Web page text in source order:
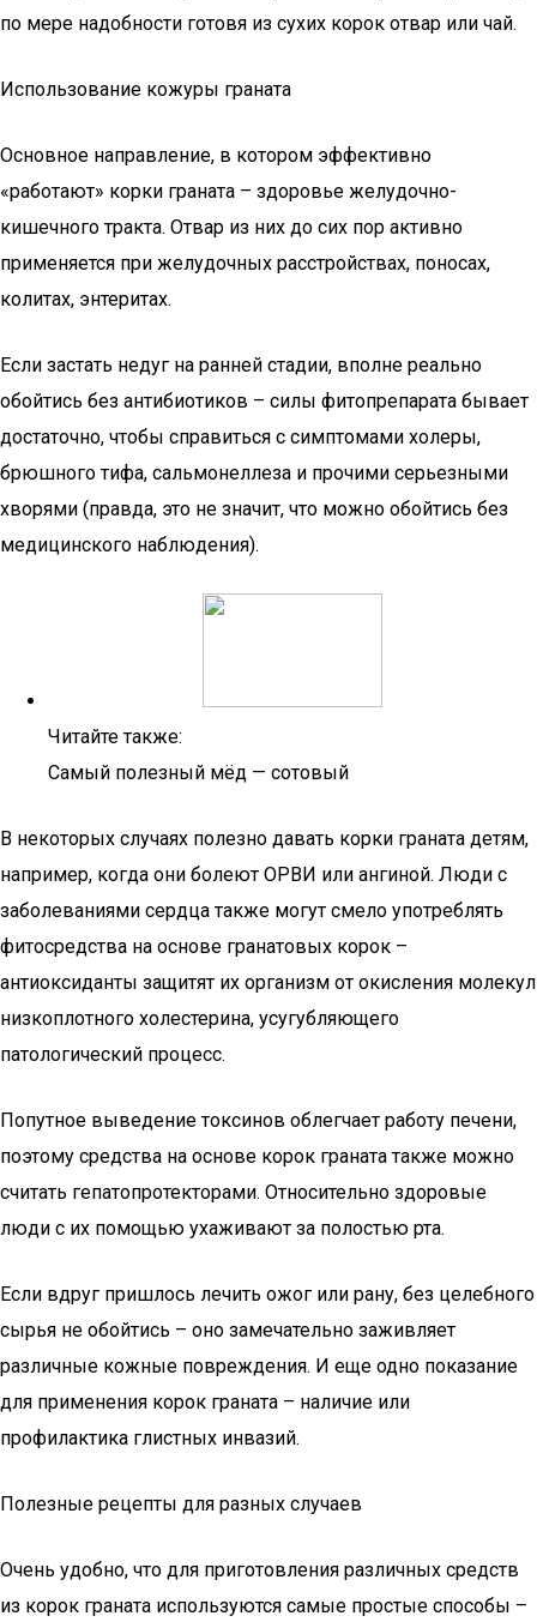
по мере надобности готовя из сухих корок отвар или чай.
Использование кожуры граната
Основное направление, в котором эффективно
«работают» корки граната – здоровье желудочно-
кишечного тракта. Отвар из них до сих пор активно
применяется при желудочных расстройствах, поносах,
колитах, энтеритах.
Если застать недуг на ранней стадии, вполне реально
обойтись без антибиотиков – силы фитопрепарата бывает
достаточно, чтобы справиться с симптомами холеры,
брюшного тифа, сальмонеллеза и прочими серьезными
хворями (правда, это не значит, что можно обойтись без
медицинского наблюдения).
Читайте также:
Самый полезный мёд — сотовый
В некоторых случаях полезно давать корки граната детям,
например, когда они болеют ОРВИ или ангиной. Люди с
заболеваниями сердца также могут смело употреблять
фитосредства на основе гранатовых корок –
антиоксиданты защитят их организм от окисления молекул
низкоплотного холестерина, усугубляющего
патологический процесс.
Попутное выведение токсинов облегчает работу печени,
поэтому средства на основе корок граната также можно
считать гепатопротекторами. Относительно здоровые
люди с их помощью ухаживают за полостью рта.
Если вдруг пришлось лечить ожог или рану, без целебного
сырья не обойтись – оно замечательно заживляет
различные кожные повреждения. И еще одно показание
для применения корок граната – наличие или
профилактика глистных инвазий.
Полезные рецепты для разных случаев
Очень удобно, что для приготовления различных средств
из корок граната используются самые простые способы –